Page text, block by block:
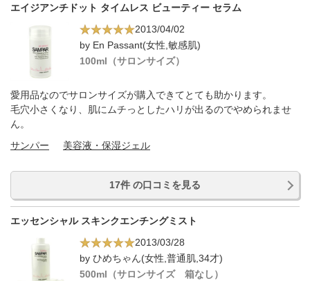
エイジアンチドット タイムレス ビューティー セラム
2013/04/02
by En Passant(女性,敏感肌)
100ml（サロンサイズ）
愛用品なのでサロンサイズが購入できてとても助かります。
毛穴小さくなり、肌にムチっとしたハリが出るのでやめられませ
ん。
サンパー
美容液・保湿ジェル
17件 の口コミを見る
エッセンシャル スキンクエンチングミスト
2013/03/28
by ひめちゃん(女性,普通肌,34才)
500ml（サロンサイズ 箱なし）